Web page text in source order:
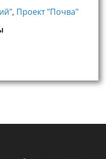
, Проект "Почва"